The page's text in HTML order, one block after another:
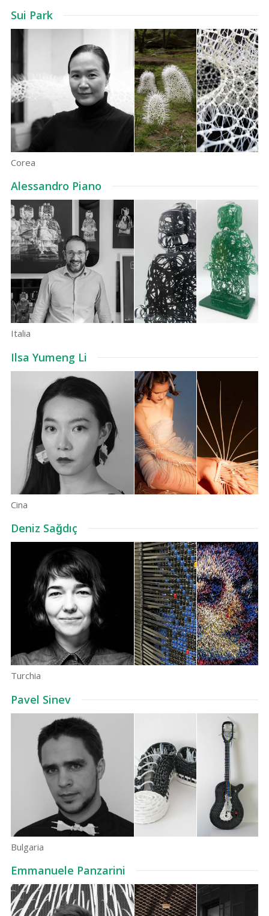
Sui Park
Corea
Alessandro Piano
Italia
Ilsa Yumeng Li
Cina
Deniz Sağdıç
Turchia
Pavel Sinev
Bulgaria
Emmanuele Panzarini